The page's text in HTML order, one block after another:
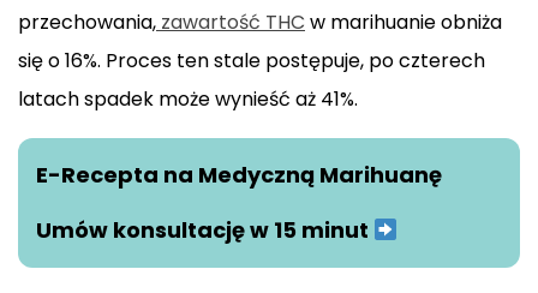
przechowania, zawartość THC w marihuanie obniża
się o 16%. Proces ten stale postępuje, po czterech
latach spadek może wynieść aż 41%.
E-Recepta na Medyczną Marihuanę
Umów konsultację w 15 minut